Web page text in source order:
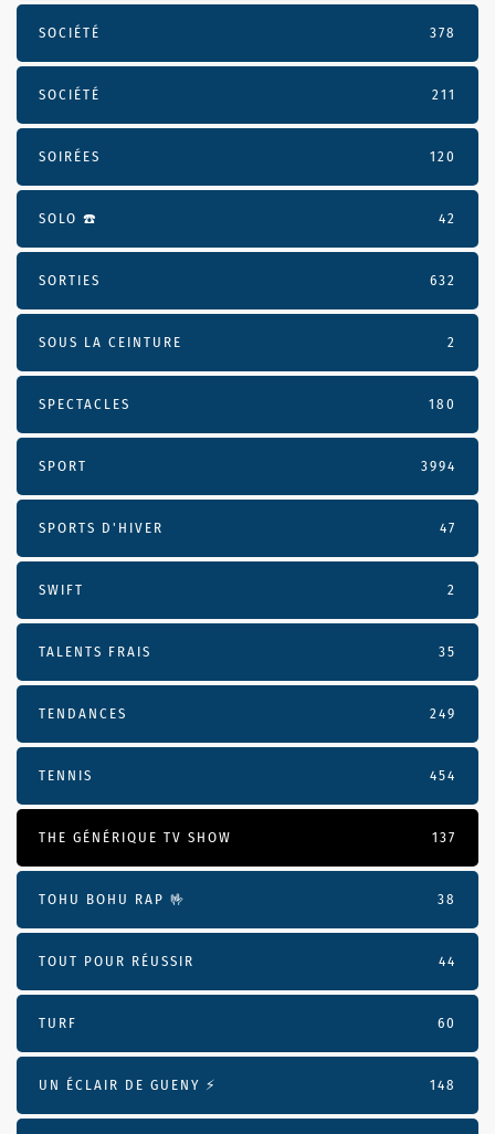
SOCIÉTÉ 378
SOCIÉTÉ 211
SOIRÉES 120
SOLO ☎️ 42
SORTIES 632
SOUS LA CEINTURE 2
SPECTACLES 180
SPORT 3994
SPORTS D'HIVER 47
SWIFT 2
TALENTS FRAIS 35
TENDANCES 249
TENNIS 454
THE GÉNÉRIQUE TV SHOW 137
TOHU BOHU RAP 🤟 38
TOUT POUR RÉUSSIR 44
TURF 60
UN ÉCLAIR DE GUENY ⚡️ 148